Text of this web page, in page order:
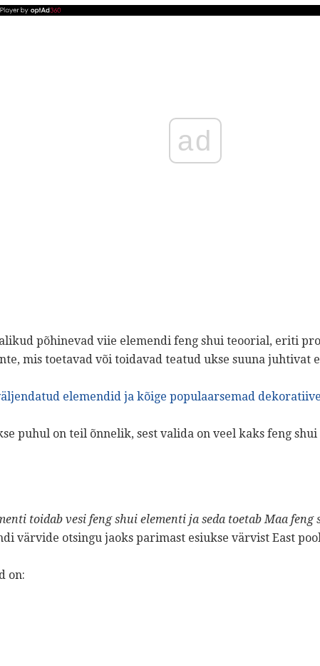
ad
põhinevad viie elemendi feng shui teoorial, eriti
mis toetavad või toidavad teatud ukse suuna juhtivat
elemendid ja kõige populaarsemad
puhul on teil õnnelik, sest valida on veel kaks feng
toidab vesi feng shui elementi ja seda toetab Maa feng
värvide otsingu jaoks parimast esiukse värvist East
on: